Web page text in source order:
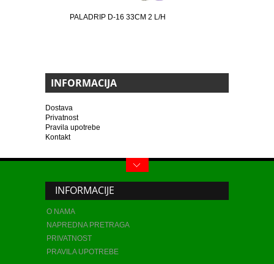
PALADRIP D-16 33CM 2 L/H
INFORMACIJA
Dostava
Privatnost
Pravila upotrebe
Kontakt
INFORMACIJE
O NAMA
NAPREDNA PRETRAGA
PRIVATNOST
PRAVILA UPOTREBE